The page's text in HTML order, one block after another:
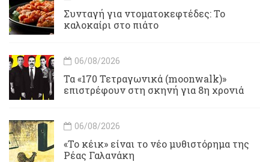
Συνταγή για ντοματοκεφτέδες: Το
καλοκαίρι στο πιάτο
06/08/2026
Τα «170 Τετραγωνικά (moonwalk)»
επιστρέφουν στη σκηνή για 8η χρονιά
06/08/2026
«Το κέικ» είναι το νέο μυθιστόρημα της
Ρέας Γαλανάκη